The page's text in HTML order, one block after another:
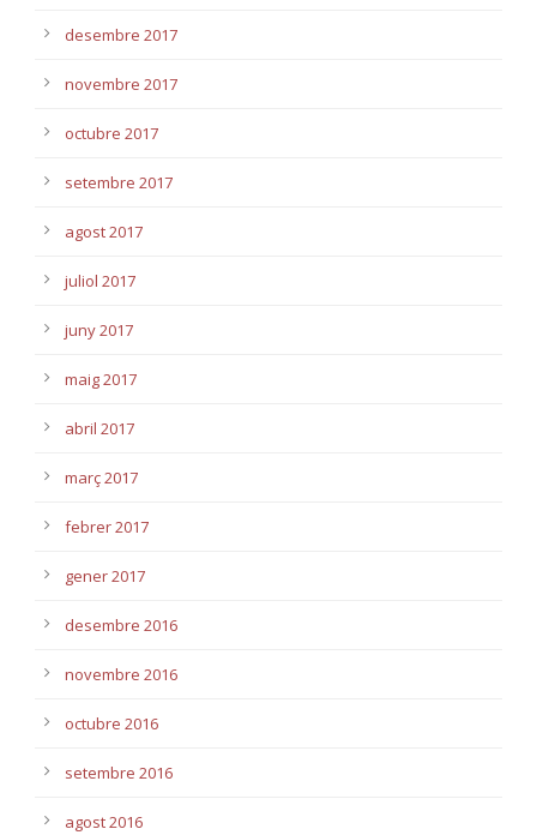
desembre 2017
novembre 2017
octubre 2017
setembre 2017
agost 2017
juliol 2017
juny 2017
maig 2017
abril 2017
març 2017
febrer 2017
gener 2017
desembre 2016
novembre 2016
octubre 2016
setembre 2016
agost 2016